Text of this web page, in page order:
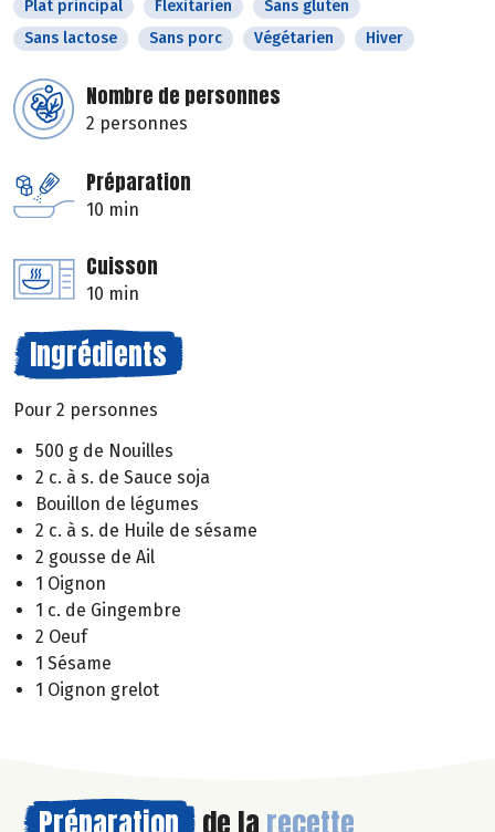
Plat principal Flexitarien
Sans gluten
Sans lactose
Sans porc Végétarien Hiver
Nombre de personnes
2 personnes
Préparation
10 min
Cuisson
10 min
Ingrédients
Pour 2 personnes
500 g de Nouilles
2 c. à s. de Sauce soja
Bouillon de légumes
2 c. à s. de Huile de sésame
2 gousse de Ail
1 Oignon
1 c. de Gingembre
2 Oeuf
1 Sésame
1 Oignon grelot
Préparation de la recette